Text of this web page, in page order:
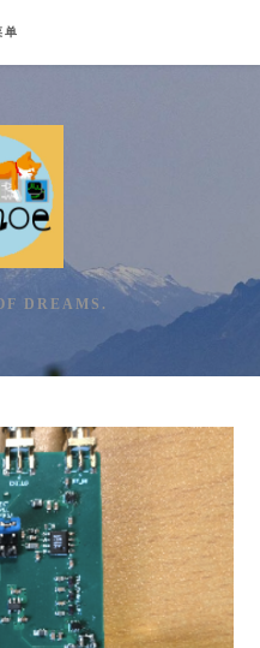
单
DREAMS.